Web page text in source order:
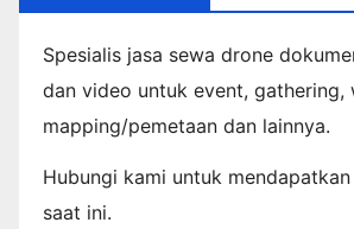
Spesialis jasa sewa drone
dan video untuk event, gathering,
mapping/pemetaan dan lainnya.
Hubungi kami untuk
saat ini.